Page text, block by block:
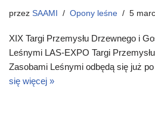
przez SAAMI Opony leśne 5
XIX Targi Przemysłu Drzewnego i
Leśnymi LAS-EXPO Targi
Zasobami Leśnymi odbędą się już
się więcej »